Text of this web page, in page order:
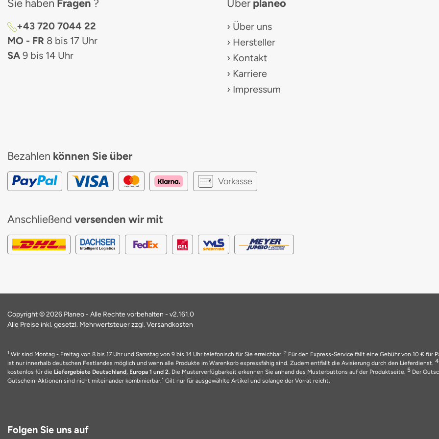
Sie haben Fragen ?
+43 720 7044 22
MO - FR 8 bis 17 Uhr
SA 9 bis 14 Uhr
Überplaneo
Über uns
Hersteller
Kontakt
Karriere
Impressum
Bezahlen können Sie über
Vorkasse
Anschließend versenden wir mit
Copyright © 2026 Planeo - Alle Rechte vorbehalten - v2.161.0
Alle Preise inkl. gesetzl. Mehrwertsteuer zzgl. Versandkosten
1 Wir sind Montag - Freitag von 8 bis 17 Uhr und Samstag von 9 bis 14 Uhr telefonisch für Sie erreichbar. 2 Für den Express-Service fällt eine Gebühr von 10 € für
ist nur innerhalb deutschen Festlandes möglich und wenn alle Produkte im Warenkorb expressfähig sind. Zudem entfällt die Avisierung durch den Lieferdienst.
kostenlos für die Liefergebiete Deutschland, Europa 1 und 2. Die Musterverfügbarkeit erkennen Sie anhand des Musterbuttons auf der Produktseite. 5 Der
Gutschein-Aktionen sind nicht miteinander kombinierbar.* Gilt nur für ausgewählte Artikel und solange der Vorrat reicht.
Folgen Sie uns auf